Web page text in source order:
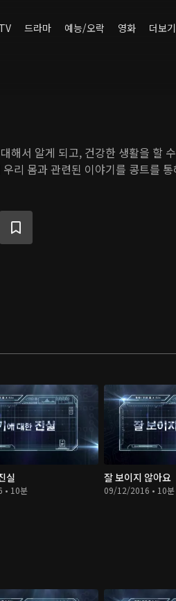
드라마 예능/오락 영화 더보기
해서 알게 되고, 건강한 생활을 할
리 몸과 관련된 이야기를 콩트를 통
실
• 10분
잘 보이지 않아요
09/12/2016 • 10분